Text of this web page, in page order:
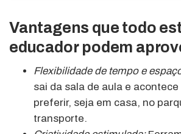
Vantagens que todo
educador podem
Flexibilidade de tempo e
sai da sala de aula e
preferir, seja em casa, no
transporte.